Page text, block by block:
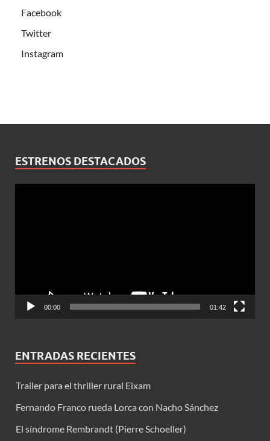
Facebook
Twitter
Instagram
ESTRENOS DESTACADOS
00:00 01:42
ENTRADAS RECIENTES
Trailer para el thriller rural Eixam
Fernando Franco rueda Lorca con Nacho Sánchez
El síndrome Rembrandt (Pierre Schoeller)